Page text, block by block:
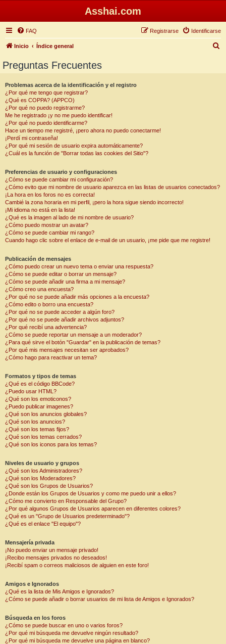
Asshai.com
FAQ Identificarse
Registrarse
Inicio Índice general
Preguntas Frecuentes
Problemas acerca de la identificación y el registro
¿Por qué me tengo que registrar?
¿Qué es COPPA? (APPCO)
¿Por qué no puedo registrarme?
Me he registrado ¡y no me puedo identificar!
¿Por qué no puedo identificarme?
Hace un tiempo me registré, ¡pero ahora no puedo conectarme!
¡Perdí mi contraseña!
¿Por qué mi sesión de usuario expira automáticamente?
¿Cuál es la función de "Borrar todas las cookies del Sitio"?
Preferencias de usuario y configuraciones
¿Cómo se puede cambiar mi configuración?
¿Cómo evito que mi nombre de usuario aparezca en las listas de usuarios conectados?
¡La hora en los foros no es correcta!
Cambié la zona horaria en mi perfil, ¡pero la hora sigue siendo incorrecto!
¡Mi idioma no está en la lista!
¿Qué es la imagen al lado de mi nombre de usuario?
¿Cómo puedo mostrar un avatar?
¿Cómo se puede cambiar mi rango?
Cuando hago clic sobre el enlace de e-mail de un usuario, ¡me pide que me registre!
Publicación de mensajes
¿Cómo puedo crear un nuevo tema o enviar una respuesta?
¿Cómo se puede editar o borrar un mensaje?
¿Cómo se puede añadir una firma a mi mensaje?
¿Cómo creo una encuesta?
¿Por qué no se puede añadir más opciones a la encuesta?
¿Cómo edito o borro una encuesta?
¿Por qué no se puede acceder a algún foro?
¿Por qué no se puede añadir archivos adjuntos?
¿Por qué recibí una advertencia?
¿Cómo se puede reportar un mensaje a un moderador?
¿Para qué sirve el botón "Guardar" en la publicación de temas?
¿Por qué mis mensajes necesitan ser aprobados?
¿Cómo hago para reactivar un tema?
Formatos y tipos de temas
¿Qué es el código BBCode?
¿Puedo usar HTML?
¿Qué son los emoticonos?
¿Puedo publicar imagenes?
¿Qué son los anuncios globales?
¿Qué son los anuncios?
¿Qué son los temas fijos?
¿Qué son los temas cerrados?
¿Qué son los iconos para los temas?
Niveles de usuario y grupos
¿Qué son los Administradores?
¿Qué son los Moderadores?
¿Qué son los Grupos de Usuarios?
¿Donde están los Grupos de Usuarios y como me puedo unir a ellos?
¿Cómo me convierto en Responsable del Grupo?
¿Por qué algunos Grupos de Usuarios aparecen en diferentes colores?
¿Qué es un "Grupo de Usuarios predeterminado"?
¿Qué es el enlace "El equipo"?
Mensajería privada
¡No puedo enviar un mensaje privado!
¡Recibo mensajes privados no deseados!
¡Recibí spam o correos maliciosos de alguien en este foro!
Amigos e Ignorados
¿Qué es la lista de Mis Amigos e Ignorados?
¿Cómo se puede añadir o borrar usuarios de mi lista de Amigos e Ignorados?
Búsqueda en los foros
¿Cómo se puede buscar en uno o varios foros?
¿Por qué mi búsqueda me devuelve ningún resultado?
¿Por qué mi búsqueda me devuelve una página en blanco?